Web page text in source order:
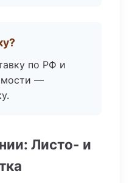
по РФ и
—
Листо- и